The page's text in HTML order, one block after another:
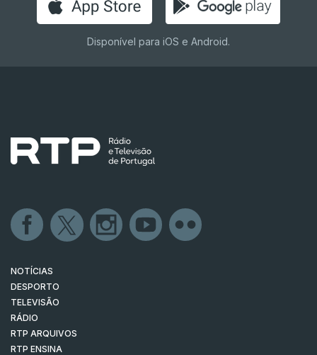
Disponível para iOS e Android.
NOTÍCIAS
DESPORTO
TELEVISÃO
RÁDIO
RTP ARQUIVOS
RTP ENSINA